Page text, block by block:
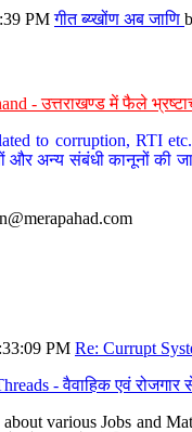
PMगीत ब्य्खोंण अब जाणि
- उत्तराखण्ड में फैले
to corruption, RTI
अन्य संबंधी कानूनों की
PM Re: Currupt
- वैवाहिक एवं रोजगार
various Jobs and